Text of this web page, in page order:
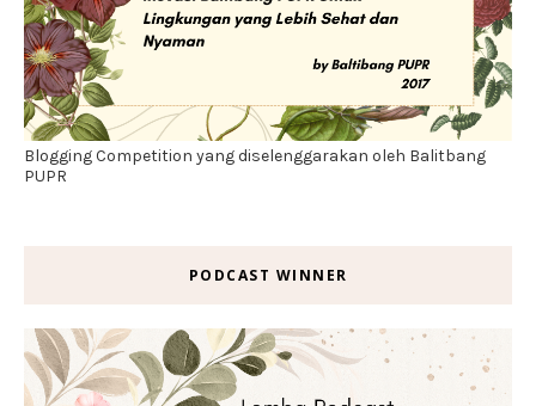
Blogging Competition yang diselenggarakan oleh Balitbang
PUPR
PODCAST WINNER